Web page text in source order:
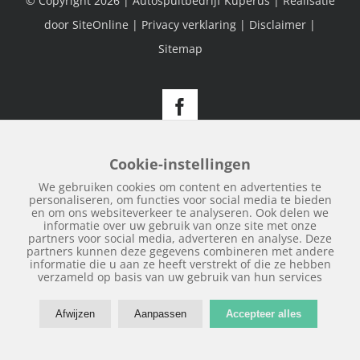
door SiteOnline | Privacy verklaring | Disclaimer |
Sitemap
Facebook
Cookie-instellingen
We gebruiken cookies om content en advertenties te
personaliseren, om functies voor social media te bieden
en om ons websiteverkeer te analyseren. Ook delen we
informatie over uw gebruik van onze site met onze
partners voor social media, adverteren en analyse. Deze
partners kunnen deze gegevens combineren met andere
informatie die u aan ze heeft verstrekt of die ze hebben
verzameld op basis van uw gebruik van hun services
Afwijzen Aanpassen Accepteer alles